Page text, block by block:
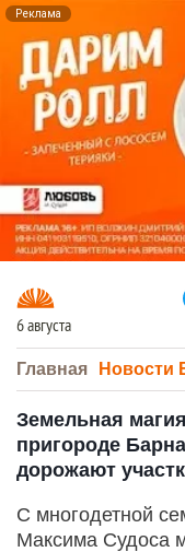
Реклама
6 августа
Главная Новости
Земельная
пригороде
дорожают
С многодетной
Максима Судоса